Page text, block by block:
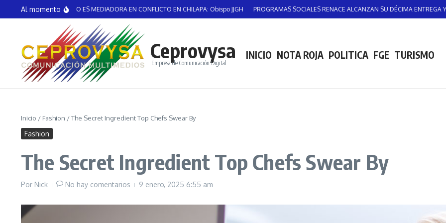
Saltar al contenido
Al momento
CATÓLICA NO ES MEDIADORA EN CONFLICTO EN CHILAPA: Obispo JJGH PROGRAMAS SOCIALES RENACE ALCANZAN SU DÉCIMA ENTREGA Y SIGUEN
Ceprovysa
Empresa de Comunicación Digital
INICIO NOTA ROJA POLITICA FGE TURISMO
Inicio / Fashion /The Secret Ingredient Top Chefs Swear By
Fashion
The Secret Ingredient Top Chefs Swear By
Por Nick No hay comentarios 9 enero, 2025 6:55 am